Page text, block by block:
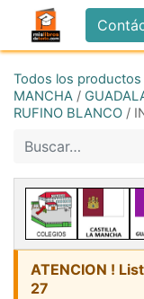
Todos los productos
MANCHA /
RUFINO BLANCO /
ATENCION !
27